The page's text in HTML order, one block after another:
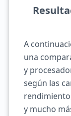
A
una
y
según las
y mucho